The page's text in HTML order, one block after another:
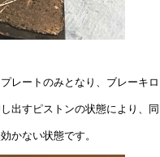
レートのみとなり、ブレーキ
出すピストンの状態により、
かない状態です。